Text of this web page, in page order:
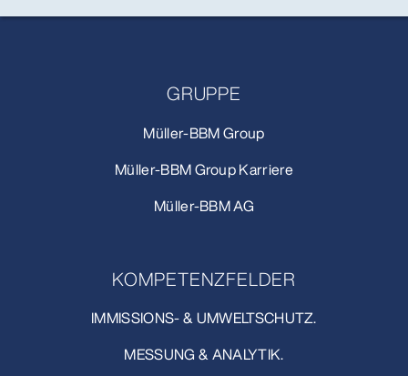
GRUPPE
Müller-BBM Group
Müller-BBM Group Karriere
Müller-BBM AG
KOMPETENZFELDER
IMMISSIONS- & UMWELTSCHUTZ.
MESSUNG & ANALYTIK.